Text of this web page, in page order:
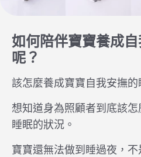
如何陪伴寶寶養成
呢？
該怎麼養成寶寶自我安撫的
想知道身為照顧者到底該
睡眠的狀況。
寶寶還無法做到睡過夜，